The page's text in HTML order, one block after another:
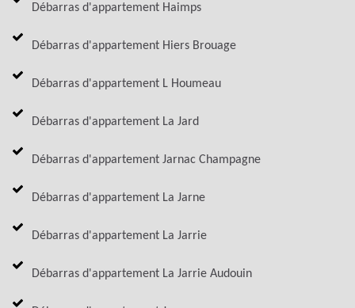
Débarras d'appartement Haimps
Débarras d'appartement Hiers Brouage
Débarras d'appartement L Houmeau
Débarras d'appartement La Jard
Débarras d'appartement Jarnac Champagne
Débarras d'appartement La Jarne
Débarras d'appartement La Jarrie
Débarras d'appartement La Jarrie Audouin